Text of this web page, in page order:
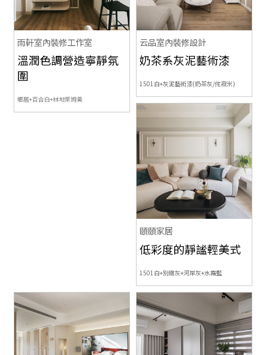
雨軒室內裝修工作室
溫潤色調營造寧靜氛
圍
鄉居+百合白+林地萊姆黃
云品室內裝修設計
奶茶系灰泥藝術漆
1501白+灰泥藝術漆(奶茶灰/侘寂米)
頤頤家居
低彩度的靜謐輕美式
1501白+別緻灰+河岸灰+水霧藍